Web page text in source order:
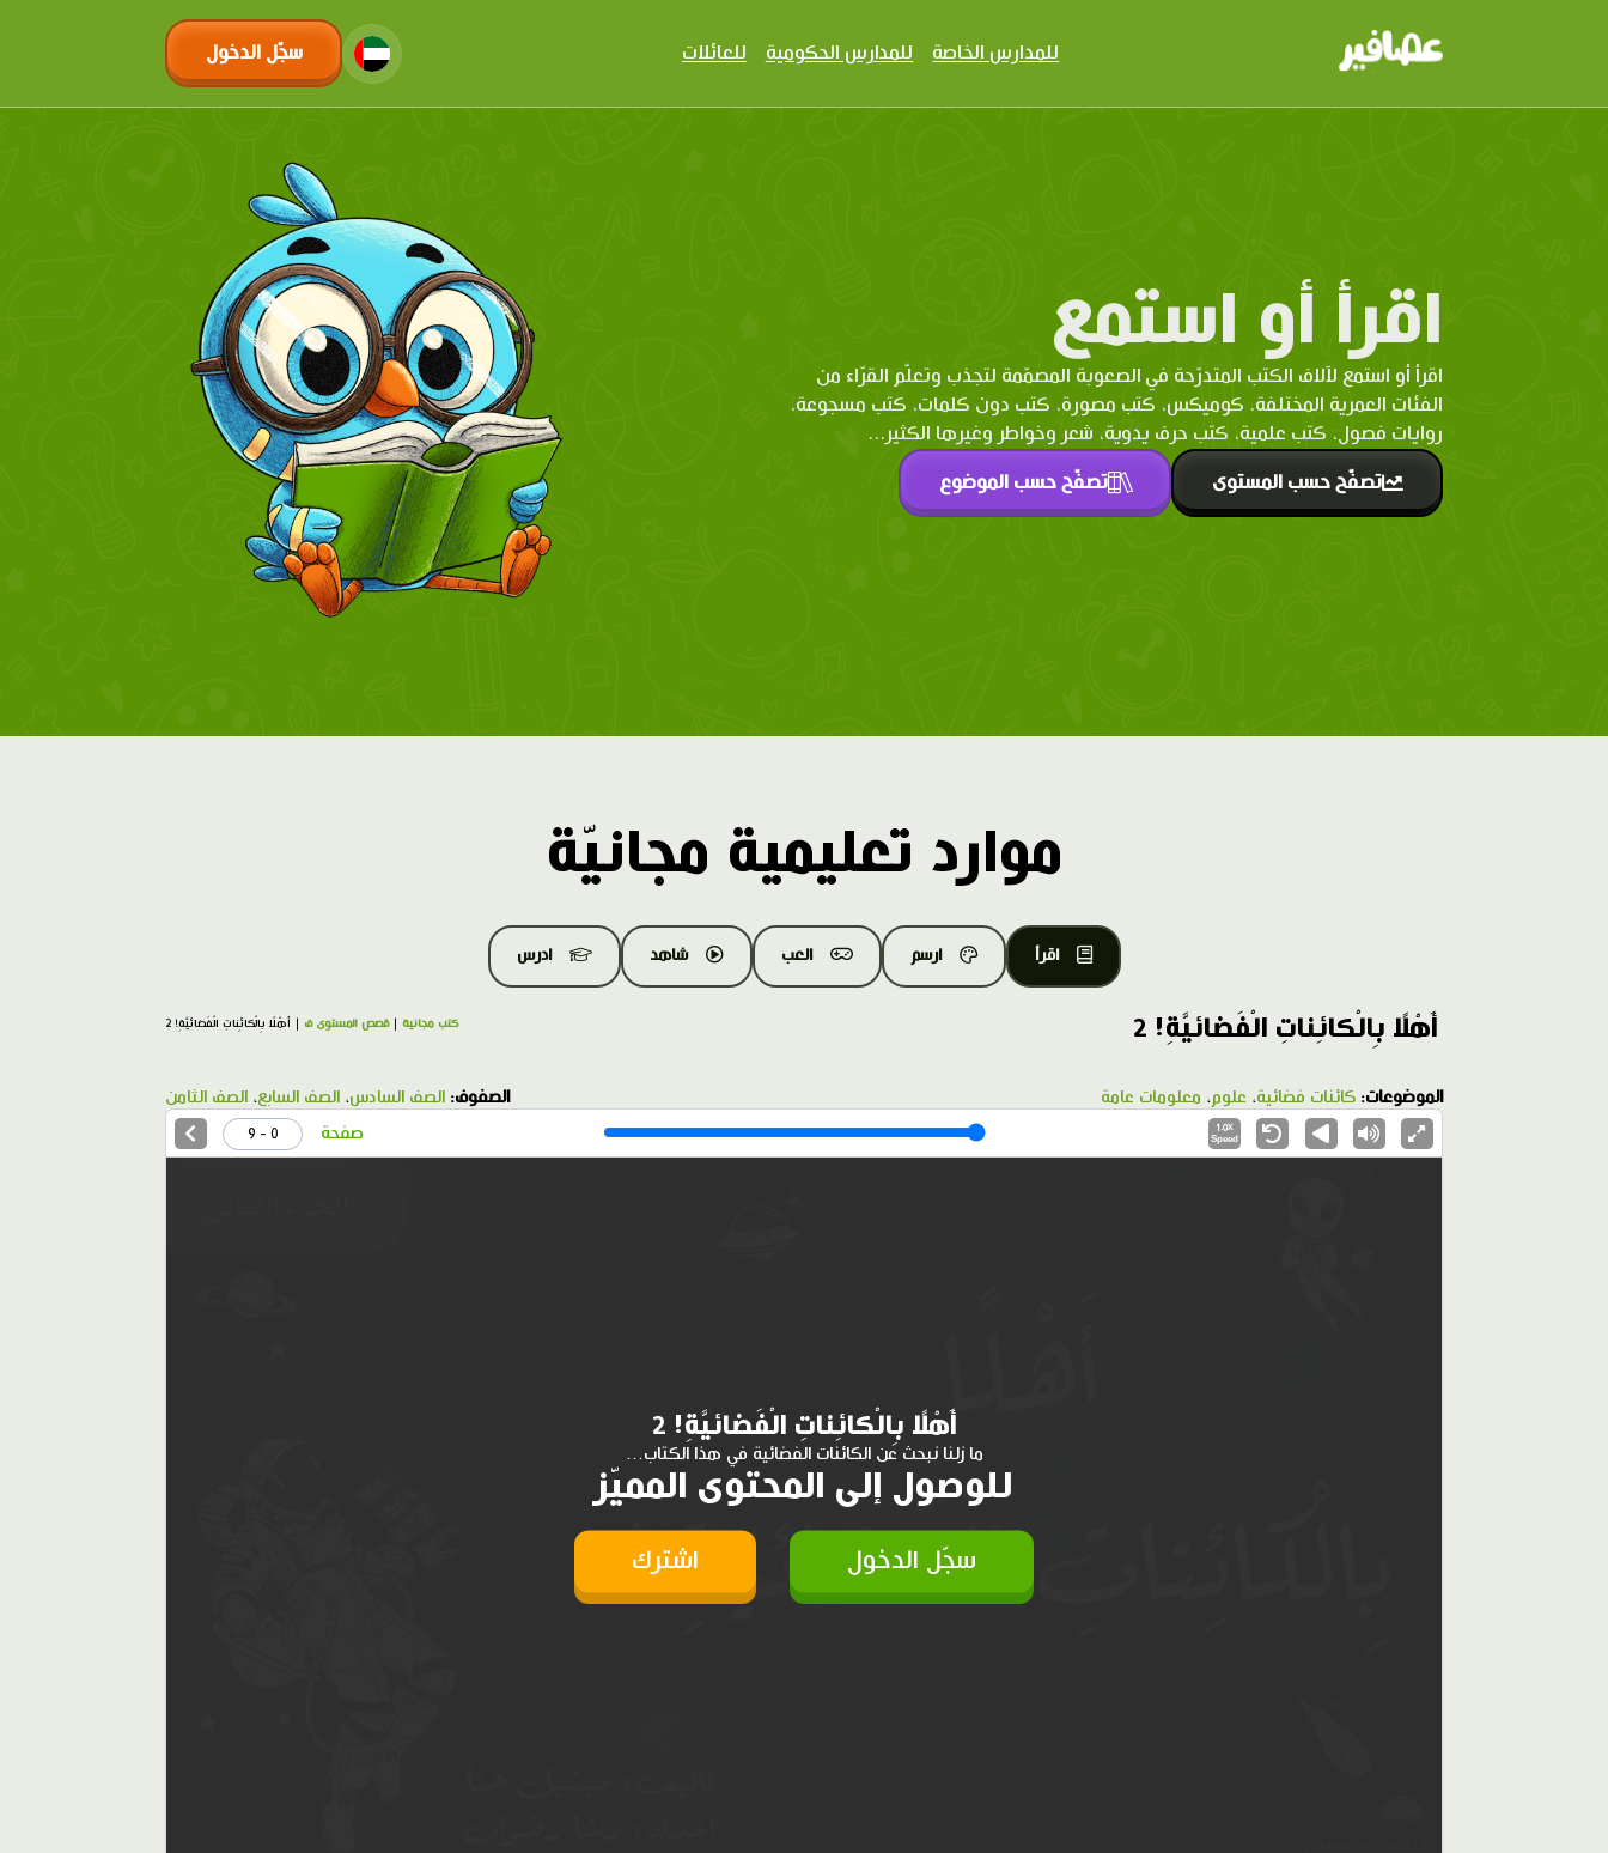
للمدارس الخاصة للمدارس الحكومية للعائلات سجّل الدخول
اقرأ أو استمع
اقرأ أو استمع لآلاف الكتب المتدرّحة في الصعوبة المصمّمة لتجذب وتعلّم القرّاء من
الفئات العمرية المختلفة. كوميكس، كتب مصورة، كتب دون كلمات، كتب مسجوعة،
روايات فصول، كتب علمية، كتب حرف يدوية، شعر وخواطر وغيرها الكثير...
تصفّح حسب المستوى تصفّح حسب الموضوع
موارد تعليمية مجانيّة
اقرأ ارسم العب شاهد ادرس
أَهْلًا بِالْكائِناتِ الْفَضائيَّةِ! 2 كتب مجانية |قصص المستوى ف | أَهْلًا بِالْكائِناتِ الْفَضائيَّةِ! 2
الموضوعات: كائنات فضائية، علوم، معلومات عامة الصفوف: الصف السادس، الصف السابع، الصف الثامن
1.0X
Speed
صفحة 0 - 9
أَهْلًا بِالْكائِناتِ الْفَضائيَّةِ! 2
ما زلنا نبحث عن الكائنات الفضائية في هذا الكتاب...
للوصول إلى المحتوى المميّز
سجّل الدخول اشترك